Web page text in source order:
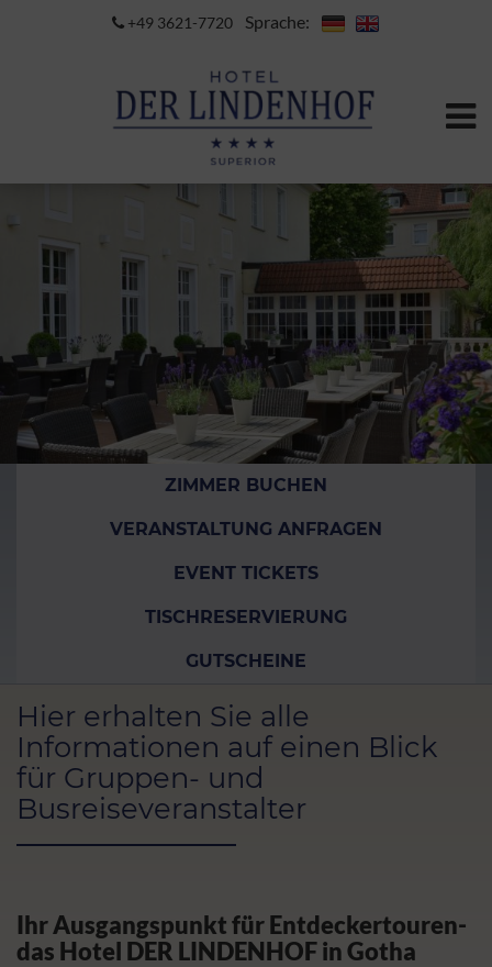
+49 3621-7720 Sprache:
ZIMMER BUCHEN
VERANSTALTUNG ANFRAGEN
EVENT TICKETS
TISCHRESERVIERUNG
GUTSCHEINE
Hier erhalten Sie alle
Informationen auf einen Blick
für Gruppen- und
Busreiseveranstalter
Ihr Ausgangspunkt für Entdeckertouren-
das Hotel DER LINDENHOF in Gotha